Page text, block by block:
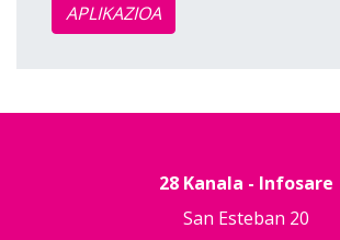
APLIKAZIOA
28 Kanala - Infosare
San Esteban 20